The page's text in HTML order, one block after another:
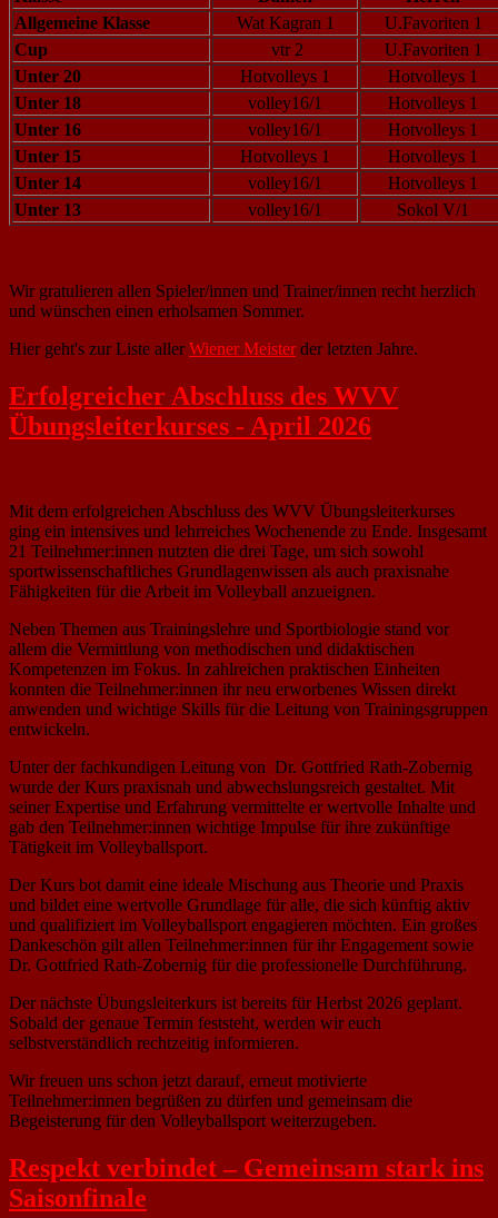
Allgemeine Klasse
Wat Kagran 1
U.Favoriten 1
Cup
vtr 2
U.Favoriten 1
Unter 20
Hotvolleys 1
Hotvolleys 1
Unter 18
volley16/1
Hotvolleys 1
Unter 16
volley16/1
Hotvolleys 1
Unter 15
Hotvolleys 1
Hotvolleys 1
Unter 14
volley16/1
Hotvolleys 1
Unter 13
volley16/1 Sokol V/1
Wir gratulieren allen Spieler/innen und Trainer/innen recht herzlich
und wünschen einen erholsamen Sommer.
Hier geht's zur Liste allerWiener Meister der letzten Jahre.
Erfolgreicher Abschluss des WVV
Übungsleiterkurses - April 2026
Mit dem erfolgreichen Abschluss des WVV Übungsleiterkurses
ging ein intensives und lehrreiches Wochenende zu Ende. Insgesamt
21 Teilnehmer:innen nutzten die drei Tage, um sich sowohl
sportwissenschaftliches Grundlagenwissen als auch praxisnahe
Fähigkeiten für die Arbeit im Volleyball anzueignen.
Neben Themen aus Trainingslehre und Sportbiologie stand vor
allem die Vermittlung von methodischen und didaktischen
Kompetenzen im Fokus. In zahlreichen praktischen Einheiten
konnten die Teilnehmer:innen ihr neu erworbenes Wissen direkt
anwenden und wichtige Skills für die Leitung von Trainingsgruppen
entwickeln.
Unter der fachkundigen Leitung von Dr. Gottfried Rath-Zobernig
wurde der Kurs praxisnah und abwechslungsreich gestaltet. Mit
seiner Expertise und Erfahrung vermittelte er wertvolle Inhalte und
gab den Teilnehmer:innen wichtige Impulse für ihre zukünftige
Tätigkeit im Volleyballsport.
Der Kurs bot damit eine ideale Mischung aus Theorie und Praxis
und bildet eine wertvolle Grundlage für alle, die sich künftig aktiv
und qualifiziert im Volleyballsport engagieren möchten. Ein großes
Dankeschön gilt allen Teilnehmer:innen für ihr Engagement sowie
Dr. Gottfried Rath-Zobernig für die professionelle Durchführung.
Der nächste Übungsleiterkurs ist bereits für Herbst 2026 geplant.
Sobald der genaue Termin feststeht, werden wir euch
selbstverständlich rechtzeitig informieren.
Wir freuen uns schon jetzt darauf, erneut motivierte
Teilnehmer:innen begrüßen zu dürfen und gemeinsam die
Begeisterung für den Volleyballsport weiterzugeben.
Respekt verbindet – Gemeinsam stark ins
Saisonfinale